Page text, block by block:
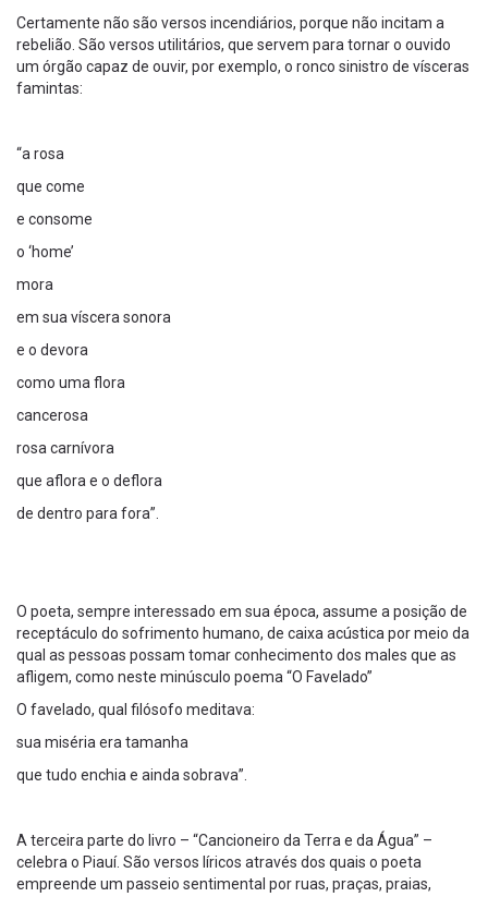
Certamente não são versos incendiários, porque não incitam a
rebelião. São versos utilitários, que servem para tornar o ouvido
um órgão capaz de ouvir, por exemplo, o ronco sinistro de vísceras
famintas:
“a rosa
que come
e consome
o ‘home’
mora
em sua víscera sonora
e o devora
como uma flora
cancerosa
rosa carnívora
que aflora e o deflora
de dentro para fora”.
O poeta, sempre interessado em sua época, assume a posição de
receptáculo do sofrimento humano, de caixa acústica por meio da
qual as pessoas possam tomar conhecimento dos males que as
afligem, como neste minúsculo poema “O Favelado”
O favelado, qual filósofo meditava:
sua miséria era tamanha
que tudo enchia e ainda sobrava”.
A terceira parte do livro – “Cancioneiro da Terra e da Água” –
celebra o Piauí. São versos líricos através dos quais o poeta
empreende um passeio sentimental por ruas, praças, praias,